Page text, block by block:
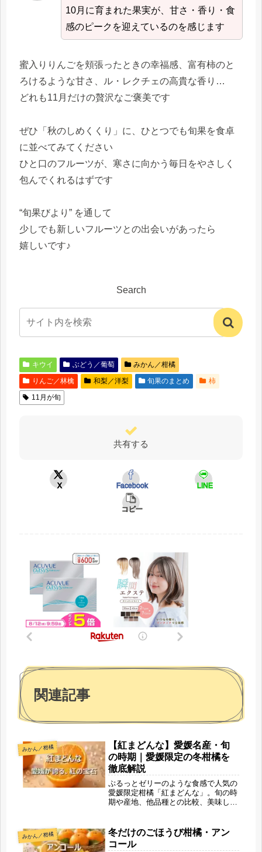
10月に育まれた果実が、甘さ・香り・食
感のピークを迎えているのを感じます
蜜入りりんごを頬張ったときの幸福感、富有柿のと
ろけるような甘さ、ル・レクチェの高貴な香り…
どれも11月だけの贅沢なご褒美です
ぜひ「秋のしめくくり」に、ひとつでも旬果を食卓
に並べてみてください
ひと口のフルーツが、寒さに向かう毎日をやさしく
包んでくれるはずです
“旬果びより” を通して
少しでも新しいフルーツとの出会いがあったら
嬉しいです♪
Search
キウイ ぶどう／葡萄
みかん／柑橘
りんご／林檎
和梨／洋梨 旬果のまとめ
柿
11月が旬
共有する
X Facebook LINE
コピー
関連記事
みかん／柑橘
【紅まどんな】愛媛名産・旬
の時期｜愛媛限定の冬柑橘を
徹底解説
ぷるっとゼリーのような食感で人気の
愛媛限定柑橘「紅まどんな」。旬の時
期や産地、他品種との比較、美味しい
柑橘を徹底解説します。
みかん／柑橘
冬だけのごほうび柑橘・アン
コール